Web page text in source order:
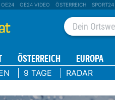
OE24 OE24 VIDEO ÖSTERREICH SPORT24
ÖSTERREICH EUROPA
9 TAGE RADAR